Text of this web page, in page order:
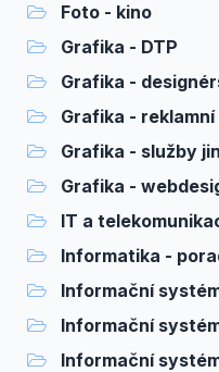
Foto - kino
Grafika - DTP
Grafika -
Grafika -
Grafika - služby
Grafika -
IT a
Informatika -
Informační
Informační
Informační